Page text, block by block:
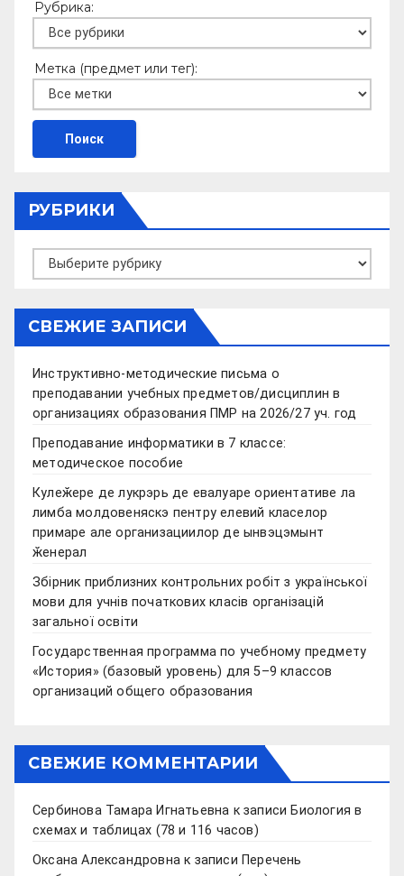
Рубрика:
Метка (предмет или тег):
РУБРИКИ
Рубрики
СВЕЖИЕ ЗАПИСИ
Инструктивно-методические письма о
преподавании учебных предметов/дисциплин в
организациях образования ПМР на 2026/27 уч. год
Преподавание информатики в 7 классе:
методическое пособие
Кулеӂере де лукрэрь де евалуаре ориентативе ла
лимба молдовеняскэ пентру елевий класелор
примаре але организациилор де ынвэцэмынт
ӂенерал
Збірник приблизних контрольних робіт з української
мови для учнів початкових класів організацій
загальної освіти
Государственная программа по учебному предмету
«История» (базовый уровень) для 5–9 классов
организаций общего образования
СВЕЖИЕ КОММЕНТАРИИ
Сербинова Тамара Игнатьевна к записи Биология в
схемах и таблицах (78 и 116 часов)
Оксана Александровна к записи Перечень